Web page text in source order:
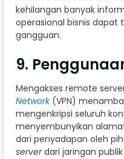
kehilangan banyak
operasional bisnis dapat
gangguan.
9.
Mengakses remote
Network(VPN)
mengenkripsi seluruh
menyembunyikan
dari penyadapan oleh
serverdari jaringan